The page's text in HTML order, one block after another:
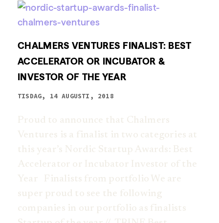
CHALMERS VENTURES FINALIST: BEST
ACCELERATOR OR INCUBATOR &
INVESTOR OF THE YEAR
TISDAG, 14 AUGUSTI, 2018
Proud to announce that Chalmers
Ventures is a finalist in two categories at
this year’s Nordic Startup Awards: Best
Accelerator or Incubator Investor of the
Year Finalists from portfolio We are
super proud to see the following
companies in our portfolio as finalists